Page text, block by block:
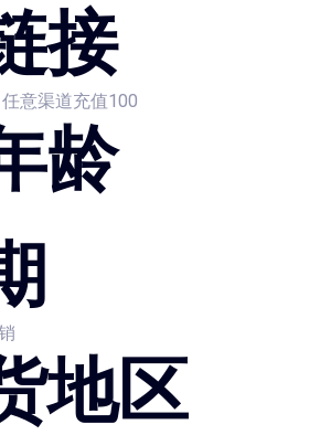
接
意渠道充值100
龄
地区